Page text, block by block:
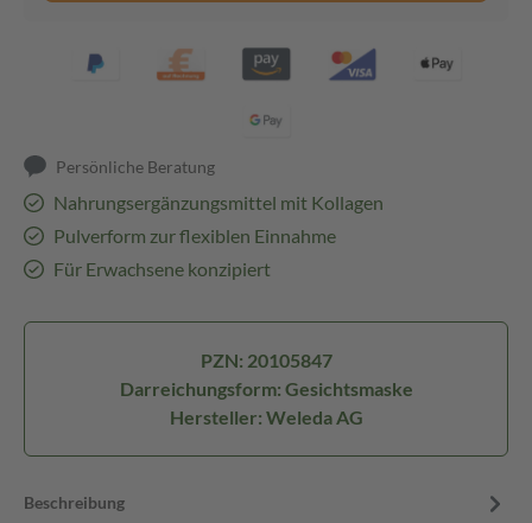
Persönliche Beratung
Nahrungsergänzungsmittel mit Kollagen
Pulverform zur flexiblen Einnahme
Für Erwachsene konzipiert
PZN: 20105847
Darreichungsform: Gesichtsmaske
Hersteller: Weleda AG
Beschreibung